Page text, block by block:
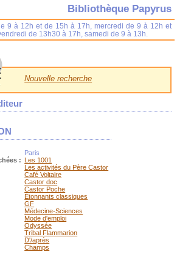
Nouvelle recherche
Paris
: Les 1001
Les activités du Père Castor
Café Voltaire
Castor doc
Castor Poche
Étonnants classiques
GF
Médecine-Sciences
Mode d'emploi
Odyssée
Tribal Flammarion
D'/après
Champs
Bibliothèque Papyrus
9 à 12h et de 15h à 17h, mercredi de 9 à 12h et
de 13h30 à 17h, samedi de 9 à 13h.